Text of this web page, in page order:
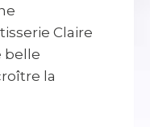
Claire
belle
la